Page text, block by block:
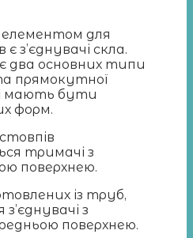
для
з’єднувачі скла.
два основних типи
прямокутної
мають бути
форм.
тримачі з
поверхнею.
із труб,
з
поверхнею.